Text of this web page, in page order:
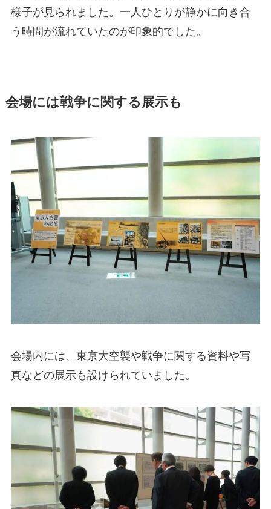
様子が見られました。一人ひとりが静かに向き合
う時間が流れていたのが印象的でした。
会場には戦争に関する展示も
会場内には、東京大空襲や戦争に関する資料や写
真などの展示も設けられていました。